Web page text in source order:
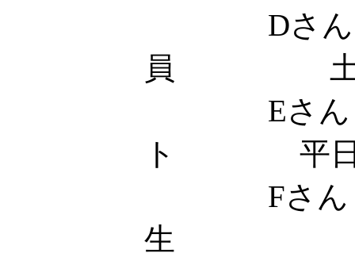
Dさん
員 土
Eさん
ト 平日18
Fさん
生 土